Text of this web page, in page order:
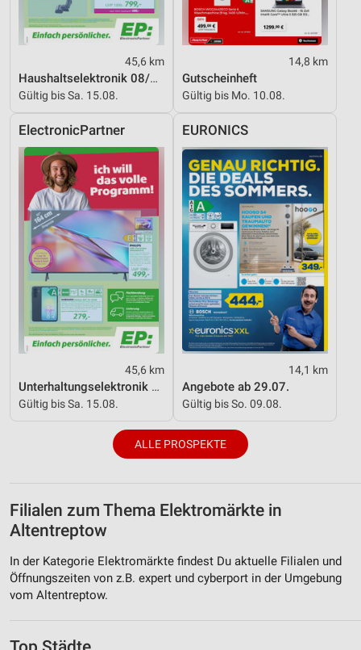
45,6 km
Haushaltselektronik 08/2026
Gültig bis Sa. 15.08.
14,8 km
Gutscheinheft
Gültig bis Mo. 10.08.
ElectronicPartner
45,6 km
Unterhaltungselektronik 08/2026
Gültig bis Sa. 15.08.
EURONICS
14,1 km
Angebote ab 29.07.
Gültig bis So. 09.08.
ALLE PROSPEKTE
Filialen zum Thema Elektromärkte in
Altentreptow
In der Kategorie Elektromärkte findest Du aktuelle Filialen und
Öffnungszeiten von z.B. expert und cyberport in der Umgebung
vom Altentreptow.